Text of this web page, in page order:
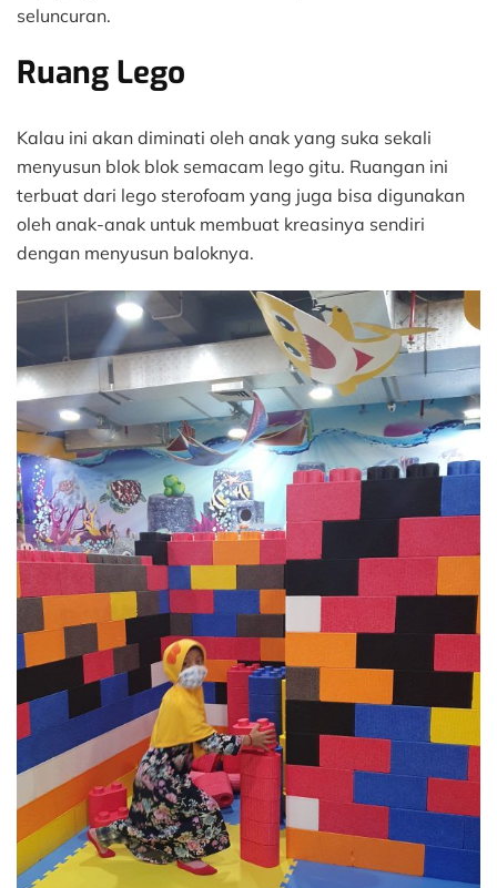
seluncuran.
Ruang Lego
Kalau ini akan diminati oleh anak yang suka sekali
menyusun blok blok semacam lego gitu. Ruangan ini
terbuat dari lego sterofoam yang juga bisa digunakan
oleh anak-anak untuk membuat kreasinya sendiri
dengan menyusun baloknya.